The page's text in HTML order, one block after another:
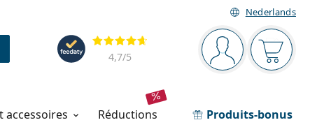
Nederlands
Barre de navigation
Vous êtesVotre
Évaluation
4,7/5
accessoires réductions Produits-bonus